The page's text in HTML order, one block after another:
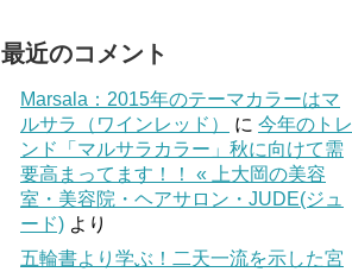
最近のコメント
Marsala：2015年のテーマカラーはマ
ルサラ（ワインレッド）
に 今年のトレ
ンド「マルサラカラー」秋に向けて需
要高まってます！！ « 上大岡の美容
室・美容院・ヘアサロン・JUDE(ジュ
ード) より
五輪書より学ぶ！二天一流を示した宮